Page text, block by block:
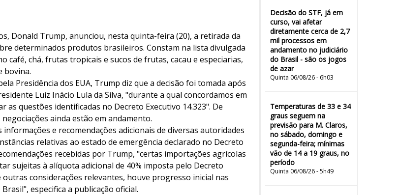
Decisão do STF, já em
curso, vai afetar
diretamente cerca de 2,7
mil processos em
andamento no judiciário
do Brasil - são os jogos
de azar
Quinta 06/08/26 - 6h03
Temperaturas de 33 e 34
graus seguem na
previsão para M. Claros,
no sábado, domingo e
segunda-feira; mínimas
vão de 14 a 19 graus, no
período
Quinta 06/08/26 - 5h49
Donald Trump, anunciou, nesta quinta-feira (20), a retirada da
determinados produtos brasileiros. Constam na lista divulgada
café, chá, frutas tropicais e sucos de frutas, cacau e especiarias,
bovina.
Presidência dos EUA, Trump diz que a decisão foi tomada após
Luiz Inácio Lula da Silva, "durante a qual concordamos em
as questões identificadas no Decreto Executivo 14.323". De
ainda estão em andamento.
e recomendações adicionais de diversas autoridades
relativas ao estado de emergência declarado no Decreto
recebidas por Trump, "certas importações agrícolas
sujeitas à alíquota adicional de 40% imposta pelo Decreto
outras considerações relevantes, houve progresso inicial nas
especifica a publicação oficial.